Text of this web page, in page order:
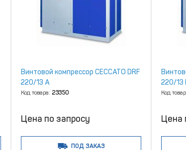
Винтовой компрессор CECCATO DRF
220/13 A
Код товара: 23350
Цена по запросу
ПОД ЗАКАЗ
220/13
Код
Цена